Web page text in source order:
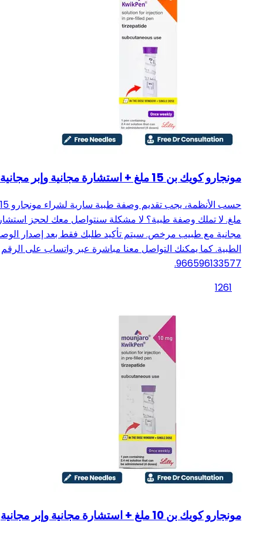
مونجارو كويك بن 15 ملغ + استشارة مجانية وإبر مجانية
حسب الأنظمة، يجب تقديم وصفة طبية سارية لشراء مونجارو 15
ملغ. لا تملك وصفة طبية؟ لا مشكلة سنتواصل معك لحجز
مجانية مع طبيب مرخص. سيتم تأكيد طلبك فقط بعد إصدار
الطبية. كما يمكنك التواصل معنا مباشرة عبر واتساب على الرقم
966596133577.
1261
مونجارو كويك بن 10 ملغ + استشارة مجانية وإبر مجانية